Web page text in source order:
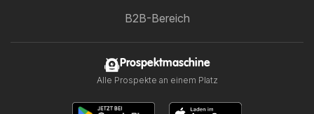
B2B-Bereich
Prospektmaschine
Alle Prospekte an einem Platz